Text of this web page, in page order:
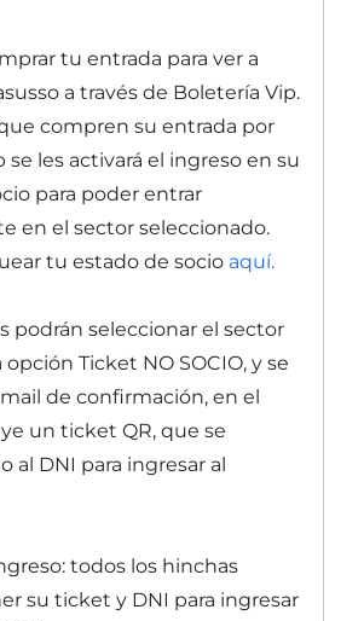
tu entrada para ver a
a través de Boletería Vip.
compren su entrada por
se les activará el ingreso en su
para poder entrar
en el sector seleccionado.
tu estado de socio aquí.
podrán seleccionar el sector
Ticket NO SOCIO, y se
de confirmación, en el
un ticket QR, que se
al DNI para ingresar al
todos los hinchas
su ticket y DNI para ingresar